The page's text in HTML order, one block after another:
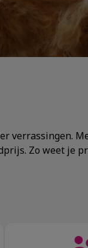
verrassingen.
Zo weet je